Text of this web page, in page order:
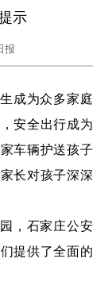
示
报
成为众多家庭
安全出行成为
车辆护送孩子
长对孩子深深
，石家庄公安
提供了全面的